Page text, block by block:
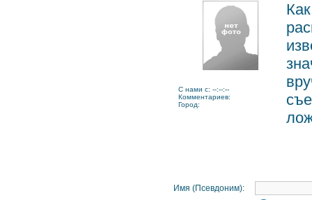
C нами с: --:--:--
Комментариев:
Город:
Имя (Псевдоним):